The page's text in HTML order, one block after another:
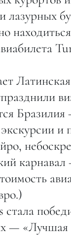
Латинская
экскурсии
— «Лучшая